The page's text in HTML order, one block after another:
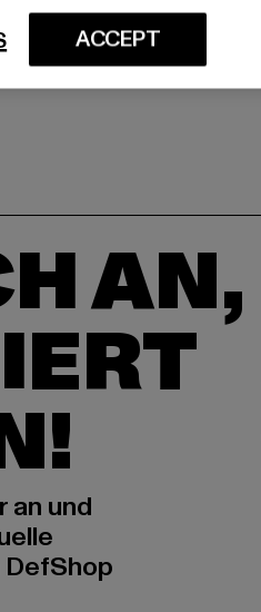
AN,
an und
ACCEPT